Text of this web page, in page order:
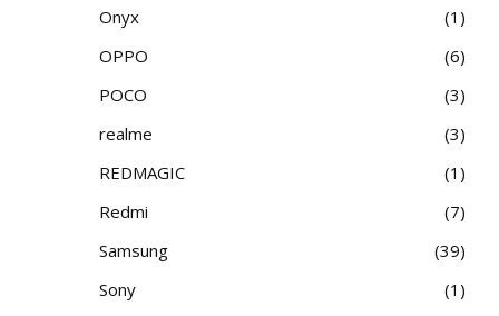
Onyx
1
OPPO
6
POCO
3
realme
3
REDMAGIC
1
Redmi
7
Samsung
39
Sony
1